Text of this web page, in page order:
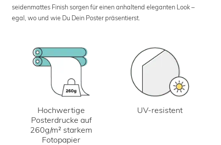
seidenmattes Finish sorgen für einen anhaltend eleganten Look –
egal, wo und wie Du Dein Poster präsentierst.
Hochwertige
Posterdrucke auf
260g/m² starkem
Fotopapier
UV-resistent